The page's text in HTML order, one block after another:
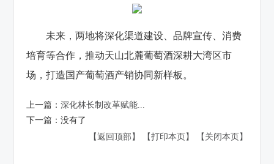
未来，两地将深化渠道建设、品牌宣传、消费
培育等合作，推动天山北麓葡萄酒深耕大湾区市
场，打造国产葡萄酒产销协同新样板。
上一篇：深化林长制改革赋能...
下一篇：没有了
【返回顶部】
【打印本页】 【关闭本页】